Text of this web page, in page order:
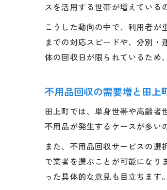
スを活用する世帯が増えている
こうした動向の中で、利用者
までの対応スピードや、分別
体の回収日が限られているため
不用品回収の需要増と田上
田上町では、単身世帯や高齢
不用品が発生するケースが多い
また、不用品回収サービスの
で業者を選ぶことが可能になり
った具体的な意見も目立ちます。